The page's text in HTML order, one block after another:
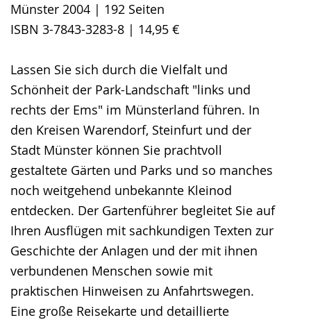
Münster 2004 | 192 Seiten
ISBN 3-7843-3283-8 | 14,95 €
Lassen Sie sich durch die Vielfalt und
Schönheit der Park-Landschaft "links und
rechts der Ems" im Münsterland führen. In
den Kreisen Warendorf, Steinfurt und der
Stadt Münster können Sie prachtvoll
gestaltete Gärten und Parks und so manches
noch weitgehend unbekannte Kleinod
entdecken. Der Gartenführer begleitet Sie auf
Ihren Ausflügen mit sachkundigen Texten zur
Geschichte der Anlagen und der mit ihnen
verbundenen Menschen sowie mit
praktischen Hinweisen zu Anfahrtswegen.
Eine große Reisekarte und detaillierte